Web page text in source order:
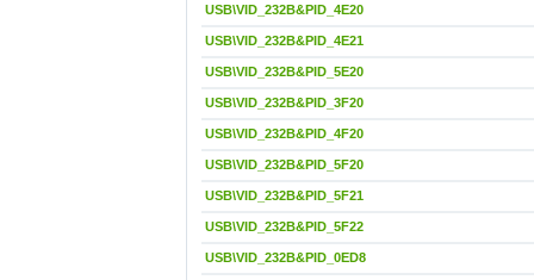
USB\VID_232B&PID_4E20
USB\VID_232B&PID_4E21
USB\VID_232B&PID_5E20
USB\VID_232B&PID_3F20
USB\VID_232B&PID_4F20
USB\VID_232B&PID_5F20
USB\VID_232B&PID_5F21
USB\VID_232B&PID_5F22
USB\VID_232B&PID_0ED8